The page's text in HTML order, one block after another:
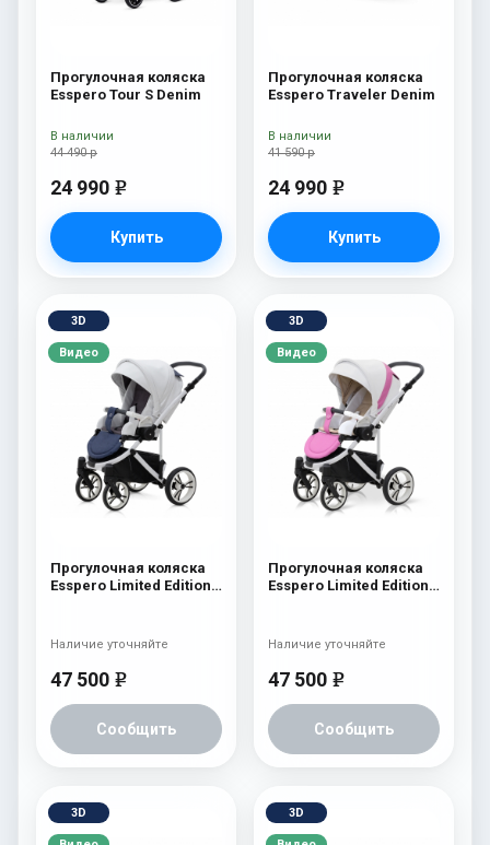
Прогулочная коляска
Esspero Tour S Denim
44 490 р
24 990 e
Купить
В наличии
Прогулочная коляска
Esspero Traveler Denim
41 590 р
24 990 e
Купить
В наличии
3D
Видео
Прогулочная коляска
Esspero Limited Edition
47 500 e
Сообщить
Наличие уточняйте
3D
Видео
Прогулочная коляска
Esspero Limited Edition
47 500 e
Сообщить
Наличие уточняйте
3D 3D